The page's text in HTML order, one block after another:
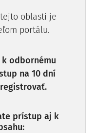
oblasti je
portálu.
odbornému
na 10 dní
prístup aj k